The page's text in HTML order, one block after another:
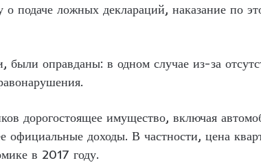
подаче ложных деклараций, наказание по
были оправданы: в одном случае из-за
дорогостоящее имущество, включая
официальные доходы. В частности, цена
в 2017 году.